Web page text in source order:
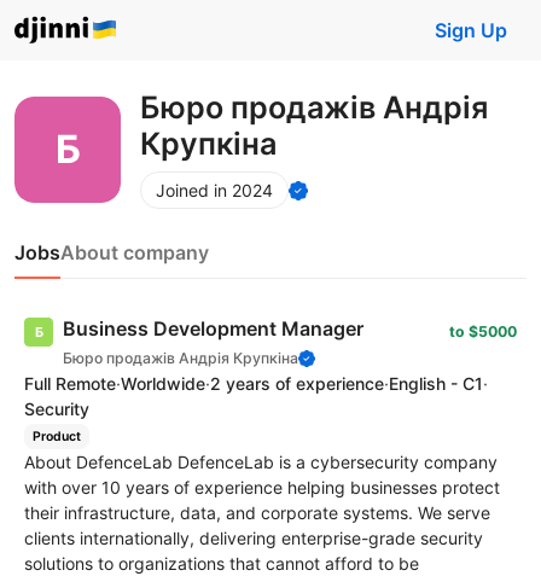
Sign Up
Бюро продажів Андрія
Крупкіна
Joined in 2024
JobsAbout company
Business Development Manager
Бюро продажів Андрія Крупкіна
to $5000
Full Remote·Worldwide·2 years of experience·English - C1·
Security
Product
About DefenceLab DefenceLab is a cybersecurity company
with over 10 years of experience helping businesses protect
their infrastructure, data, and corporate systems. We serve
clients internationally, delivering enterprise-grade security
solutions to organizations that cannot afford to be